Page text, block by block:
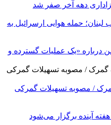
دهه آخر صفر شد
حمله هوایی ارسرائیل به
درباره «یک عملیات گسترده و
/ مصوبه تسهیلات گمرکی
آینده برگزار می‌شود